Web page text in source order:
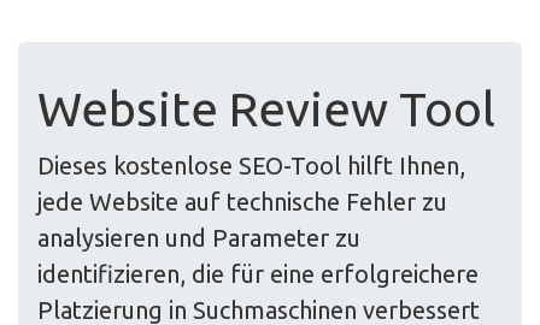
Website Review Tool
Dieses kostenlose SEO-Tool hilft Ihnen,
jede Website auf technische Fehler zu
analysieren und Parameter zu
identifizieren, die für eine erfolgreichere
Platzierung in Suchmaschinen verbessert